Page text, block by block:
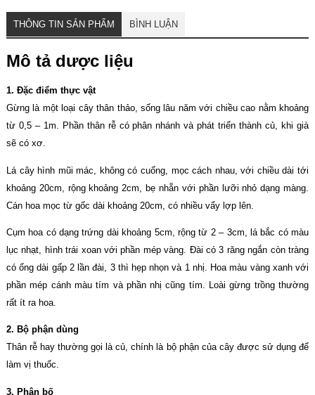
THÔNG TIN SẢN PHẨM BÌNH LUẬN
Mô tả dược liệu
1. Đặc điểm thực vật
Gừng là một loại cây thân thảo, sống lâu năm với chiều cao nằm khoảng
từ 0,5 – 1m. Phần thân rễ có phân nhánh và phát triển thành củ, khi già
sẽ có xơ.
Lá cây hình mũi mác, không có cuống, mọc cách nhau, với chiều dài tới
khoảng 20cm, rộng khoảng 2cm, bẹ nhẵn với phần lưỡi nhỏ dạng màng.
Cán hoa mọc từ gốc dài khoảng 20cm, có nhiều vẩy lợp lên.
Cụm hoa có dạng trứng dài khoảng 5cm, rộng từ 2 – 3cm, lá bắc có màu
lục nhạt, hình trái xoan với phần mép vàng. Đài có 3 răng ngắn còn tràng
có ống dài gấp 2 lần đài, 3 thì hẹp nhọn và 1 nhị. Hoa màu vàng xanh với
phần mép cánh màu tím và phần nhị cũng tím. Loài gừng trồng thường
rất ít ra hoa.
2. Bộ phận dùng
Thân rễ hay thường gọi là củ, chính là bộ phận của cây được sử dụng để
làm vị thuốc.
3. Phân bố